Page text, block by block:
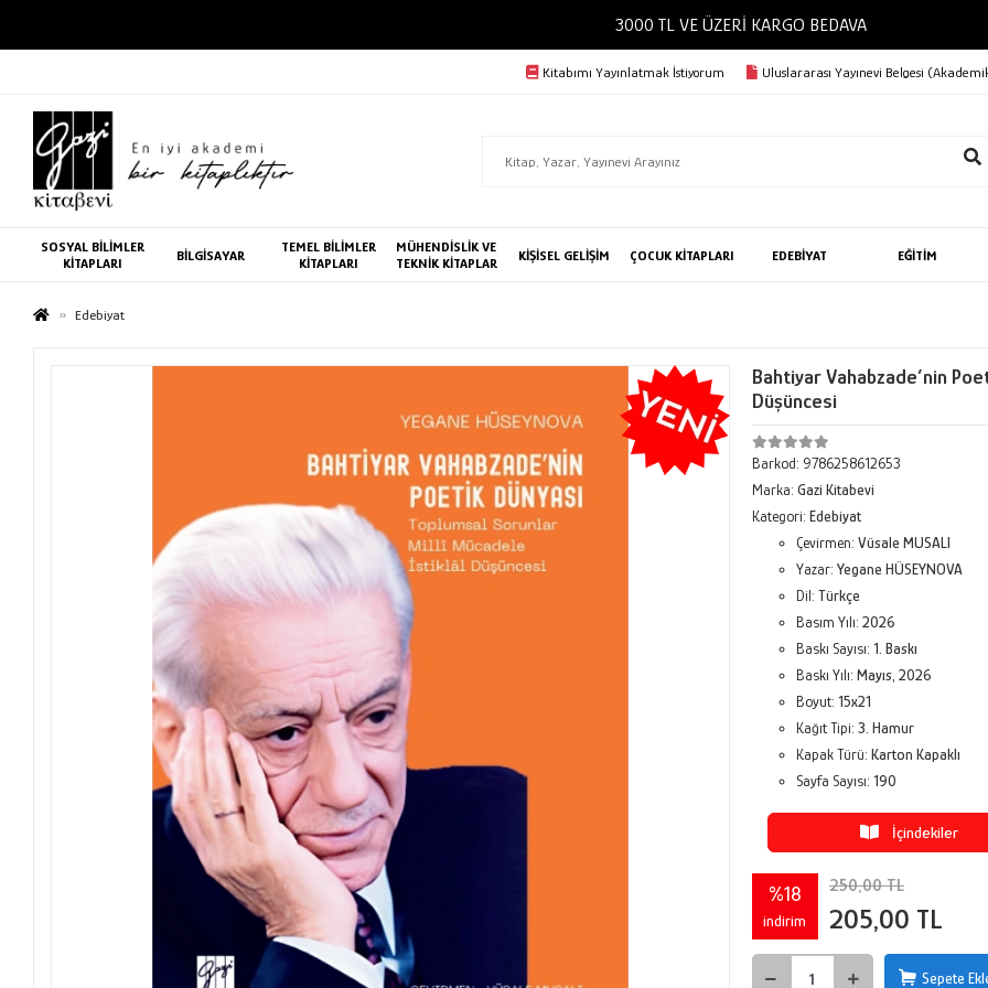
3000 TL VE ÜZERİ
Kitabımı Yayınlatmak İstiyorum Uluslararası Yayınevi Belgesi
SOSYAL BİLİMLER
KİTAPLARI
BİLGİSAYAR
TEMEL BİLİMLER
KİTAPLARI
MÜHENDİSLİK VE
TEKNİK KİTAPLAR
KİŞİSEL GELİŞİM ÇOCUK KİTAPLARI EDEBİYAT EĞİTİM
Edebiyat
Bahtiyar Vahabzade’nin
Düşüncesi
Barkod: 9786258612653
Marka: Gazi Kitabevi
Kategori: Edebiyat
Çevirmen: Vüsale MUSALI
Yazar: Yegane HÜSEYNOVA
Dil: Türkçe
Basım Yılı: 2026
Baskı Sayısı: 1. Baskı
Baskı Yılı: Mayıs, 2026
Boyut: 15x21
Kağıt Tipi: 3. Hamur
Kapak Türü: Karton Kapaklı
Sayfa Sayısı: 190
İçindekiler
%18
indirim
250,00 TL
205,00 TL
Sepete